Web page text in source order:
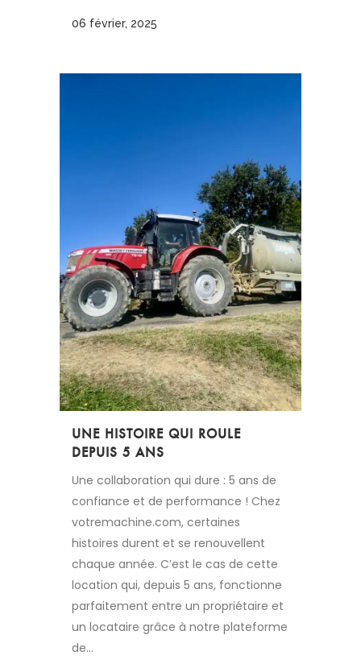
06 février, 2025
UNE HISTOIRE QUI ROULE
DEPUIS 5 ANS
Une collaboration qui dure : 5 ans de
confiance et de performance ! Chez
votremachine.com, certaines
histoires durent et se renouvellent
chaque année. C’est le cas de cette
location qui, depuis 5 ans, fonctionne
parfaitement entre un propriétaire et
un locataire grâce à notre plateforme
de...